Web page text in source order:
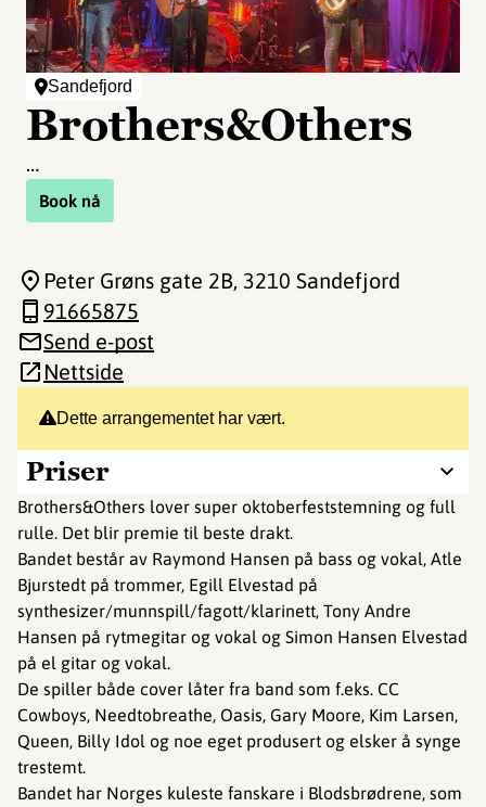
Sandefjord
Brothers&Others
…
Book nå
Dette arrangementet har vært.
Priser
Brothers&Others lover super oktoberfeststemning og full
rulle. Det blir premie til beste drakt.
Bandet består av Raymond Hansen på bass og vokal, Atle
Bjurstedt på trommer, Egill Elvestad på
synthesizer/munnspill/fagott/klarinett, Tony Andre
Hansen på rytmegitar og vokal og Simon Hansen Elvestad
på el gitar og vokal.
De spiller både cover låter fra band som f.eks. CC
Cowboys, Needtobreathe, Oasis, Gary Moore, Kim Larsen,
Queen, Billy Idol og noe eget produsert og elsker å synge
trestemt.
Bandet har Norges kuleste fanskare i Blodsbrødrene, som
Peter Grøns gate 2B, 3210 Sandefjord
91665875
Send e-post
Nettside